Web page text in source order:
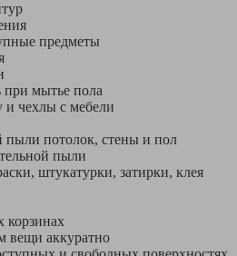
предметы
при мытье пола
чехлы с мебели
пыли потолок, стены и пол
пыли
штукатурки, затирки, клея
корзинах
вещи аккуратно